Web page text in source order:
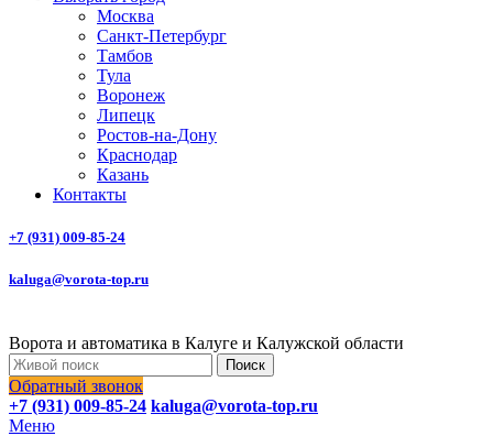
Москва
Санкт-Петербург
Тамбов
Тула
Воронеж
Липецк
Ростов-на-Дону
Краснодар
Казань
Контакты
+7 (931) 009-85-24
kaluga@vorota-top.ru
Ворота и автоматика в Калуге и Калужской области
Поиск
Обратный звонок
+7 (931) 009-85-24 kaluga@vorota-top.ru
Меню